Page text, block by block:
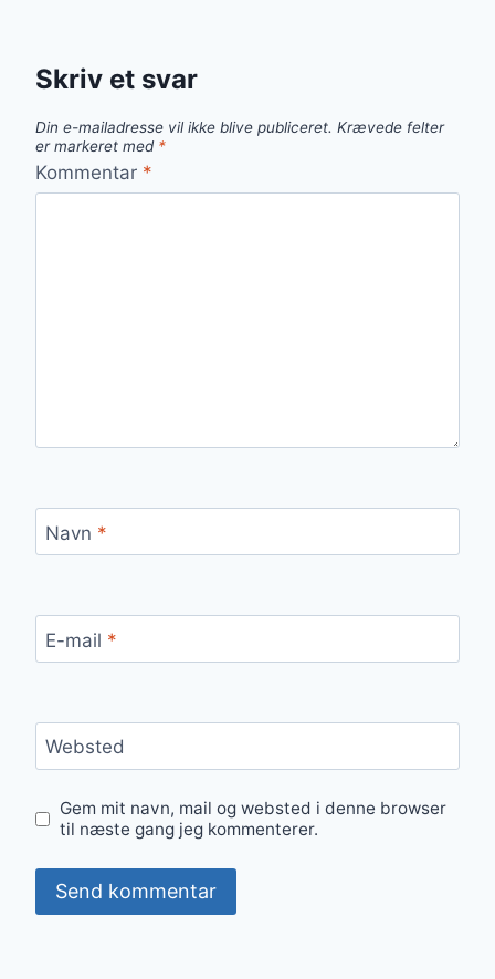
Skriv et svar
Din e-mailadresse vil ikke blive publiceret. Krævede felter
er markeret med *
Kommentar *
Navn *
E-mail *
Websted
Gem mit navn, mail og websted i denne browser
til næste gang jeg kommenterer.